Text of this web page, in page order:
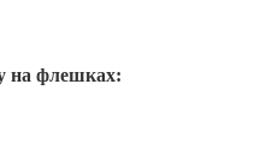
на флешках: